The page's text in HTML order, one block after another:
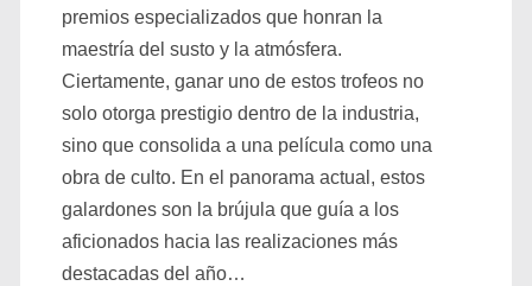
premios especializados que honran la
maestría del susto y la atmósfera.
Ciertamente, ganar uno de estos trofeos no
solo otorga prestigio dentro de la industria,
sino que consolida a una película como una
obra de culto. En el panorama actual, estos
galardones son la brújula que guía a los
aficionados hacia las realizaciones más
destacadas del año…